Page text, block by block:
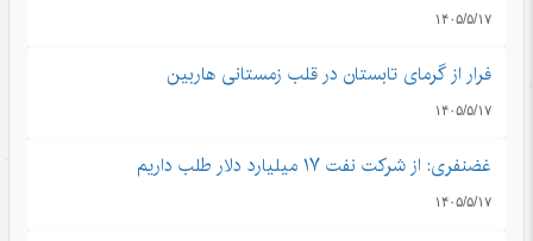
۱۴۰۵/۵/۱۷
فرار از گرمای تابستان در قلب زمستانی هاربین
۱۴۰۵/۵/۱۷
غضنفری: از شرکت نفت ۱۷ میلیارد دلار طلب داریم
۱۴۰۵/۵/۱۷